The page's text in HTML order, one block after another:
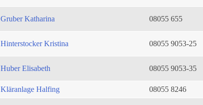
Gruber Katharina 08055 655
Hinterstocker Kristina 08055 9053-25
Huber Elisabeth 08055 9053-35
Kläranlage Halfing
08055 8246